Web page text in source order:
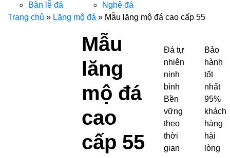
Bàn lễ đá
Nghê đá
Trang chủ » Lăng mộ đá » Mẫu lăng mộ đá cao cấp 55
Mẫu
lăng
mộ đá
cao
cấp 55
Đá tự
nhiên
ninh
bình
Bền
vững
theo
thời
gian
Bảo
hành
tốt
nhất
95%
khách
hàng
hài
lòng